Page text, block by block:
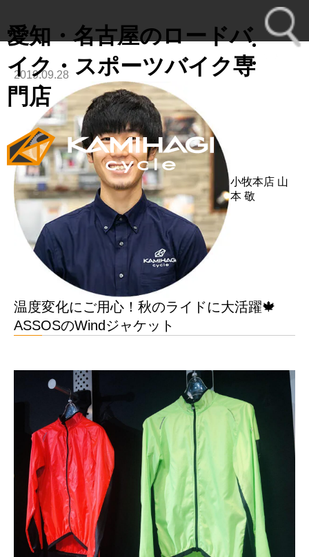
愛知・名古屋のロードバ
イク・スポーツバイク専
門店
2019.09.28
小牧本店 山
本 敬
温度変化にご用心！秋のライドに大活躍🍁
ASSOSのWindジャケット